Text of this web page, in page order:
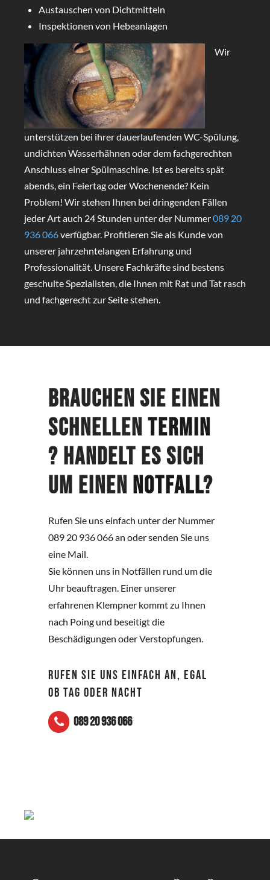
Austauschen von Dichtmitteln
Inspektionen von Hebeanlagen
Wir
unterstützen bei ihrer dauerlaufenden WC-Spülung,
undichten Wasserhähnen oder dem fachgerechten
Anschluss einer Spülmaschine. Ist es bereits spät
abends, ein Feiertag oder Wochenende? Kein
Problem! Wir stehen Ihnen bei dringenden Fällen
jeder Art auch 24 Stunden unter der Nummer089 20
936 066verfügbar. Profitieren Sie als Kunde von
unserer jahrzehntelangen Erfahrung und
Professionalität. Unsere Fachkräfte sind bestens
geschulte Spezialisten, die Ihnen mit Rat und Tat rasch
und fachgerecht zur Seite stehen.
Brauchen Sie einen
schnellen Termin
? Handelt es sich
um einen Notfall?
Rufen Sie uns einfach unter der Nummer
089 20 936 066 an oder senden Sie uns
eine Mail.
Sie können uns in Notfällen rund um die
Uhr beauftragen. Einer unserer
erfahrenen Klempner kommt zu Ihnen
nach Poing und beseitigt die
Beschädigungen oder Verstopfungen.
RUFEN SIE UNS EINFACH AN, EGAL
OB TAG ODER NACHT
089 20 936 066